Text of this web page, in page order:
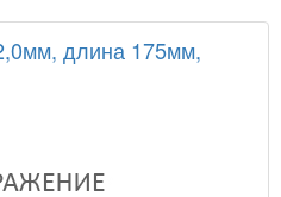
длина 175мм,